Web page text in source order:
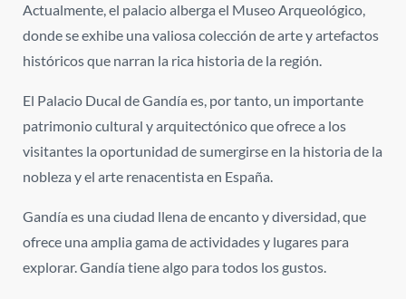
Actualmente, el palacio alberga el Museo Arqueológico,
donde se exhibe una valiosa colección de arte y artefactos
históricos que narran la rica historia de la región.
El Palacio Ducal de Gandíaes, por tanto, un importante
patrimonio cultural y arquitectónico que ofrece a los
visitantes la oportunidad de sumergirse en la historia de la
nobleza y el arte renacentista en España.
Gandía es una ciudad llena de encanto y diversidad, que
ofrece una amplia gama de actividades y lugares para
explorar. Gandía tiene algo para todos los gustos.